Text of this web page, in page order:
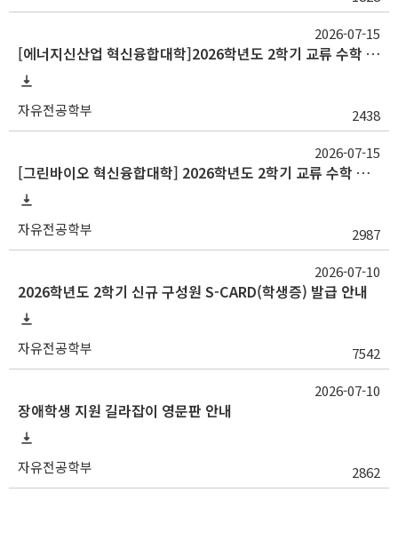
[에너지신산업 혁신융합대학]2026학년도 2학기 교류 수학 안내(고려대, 부산대, 한양대)
자유전공학부 2438
2026-07-15
[그린바이오 혁신융합대학] 2026학년도 2학기 교류 수학 안내(충남대)
자유전공학부 2987
2026-07-15
2026학년도 2학기 신규 구성원 S-CARD(학생증) 발급 안내
자유전공학부 7542
2026-07-10
장애학생 지원 길라잡이 영문판 안내
자유전공학부 2862
2026-07-10